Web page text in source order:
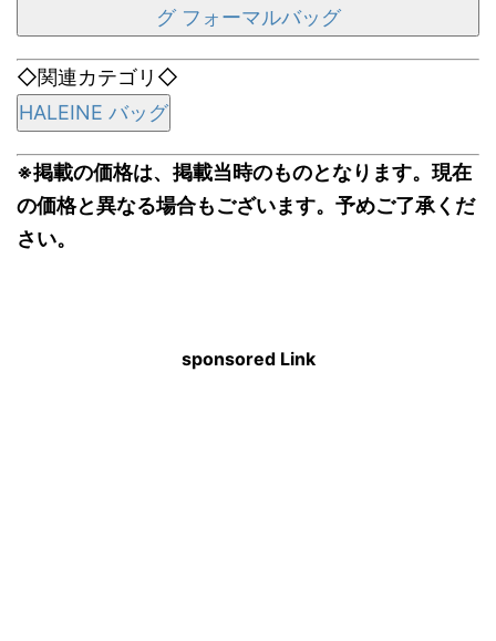
グ フォーマルバッグ
◇関連カテゴリ◇
HALEINE バッグ
※掲載の価格は、掲載当時のものとなります。現在
の価格と異なる場合もございます。予めご了承くだ
さい。
sponsored Link